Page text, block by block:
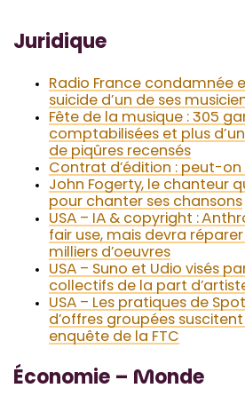
Juridique
Radio France condamnée
suicide d’un de ses
Fête de la musique : 305
comptabilisées et plus
de piqûres recensés
Contrat d’édition : peut-
John Fogerty, le chanteur
pour chanter ses chansons
USA – IA & copyright :
fair use, mais devra
milliers d’oeuvres
USA – Suno et Udio visés
collectifs de la part
USA – Les pratiques de
d’offres groupées
enquête de la FTC
Économie – Monde